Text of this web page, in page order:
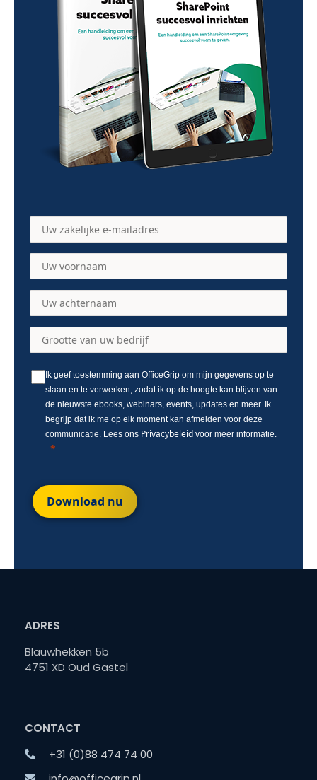
Ik geef toestemming aan OfficeGrip om mijn gegevens op te
slaan en te verwerken, zodat ik op de hoogte kan blijven van
de nieuwste ebooks, webinars, events, updates en meer. Ik
begrijp dat ik me op elk moment kan afmelden voor deze
communicatie. Lees ons Privacybeleid voor meer informatie.
Download nu
ADRES
Blauwhekken 5b
4751 XD Oud Gastel
CONTACT
+31 (0)88 474 74 00